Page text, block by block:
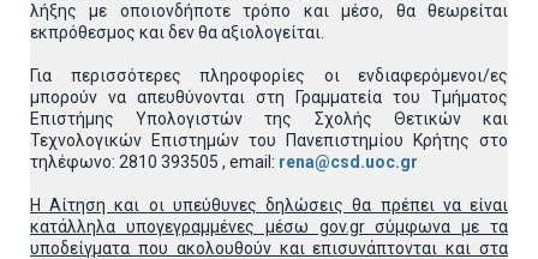
λήξης με οποιονδήποτε τρόπο και μέσο, θα θεωρείται
εκπρόθεσμος και δεν θα αξιολογείται.
Για περισσότερες πληροφορίες οι ενδιαφερόμενοι/ες
μπορούν να απευθύνονται στη Γραμματεία του Τμήματος
Επιστήμης Υπολογιστών της Σχολής Θετικών και
Τεχνολογικών Επιστημών του Πανεπιστημίου Κρήτης στο
τηλέφωνο: 2810 393505 , email: rena@csd.uoc.gr
Η Αίτηση και οι υπεύθυνες δηλώσεις θα πρέπει να είναι
κατάλληλα υπογεγραμμένες μέσω gov.gr σύμφωνα με τα
υποδείγματα που ακολουθούν και επισυνάπτονται και στα